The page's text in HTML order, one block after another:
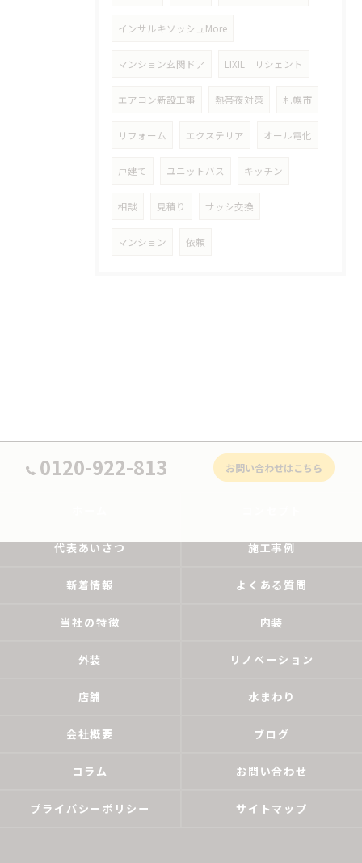
インサルキソッシュMore
マンション玄関ドア LIXIL リシェント
エアコン新設工事 熱帯夜対策 札幌市
リフォーム エクステリア オール電化
戸建て ユニットバス キッチン
相談 見積り サッシ交換
マンション 依頼
0120-922-813 お問い合わせはこちら
代表あいさつ 施工事例
新着情報 よくある質問
当社の特徴 内装
外装 リノベーション
店舗 水まわり
会社概要 ブログ
コラム お問い合わせ
プライバシーポリシー サイトマップ